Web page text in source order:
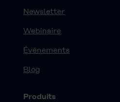
Newsletter
Webinaire
Événements
Blog
Produits